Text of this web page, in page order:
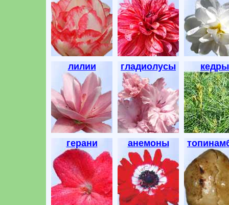
лилии гладиолусы кедры
герани анемоны